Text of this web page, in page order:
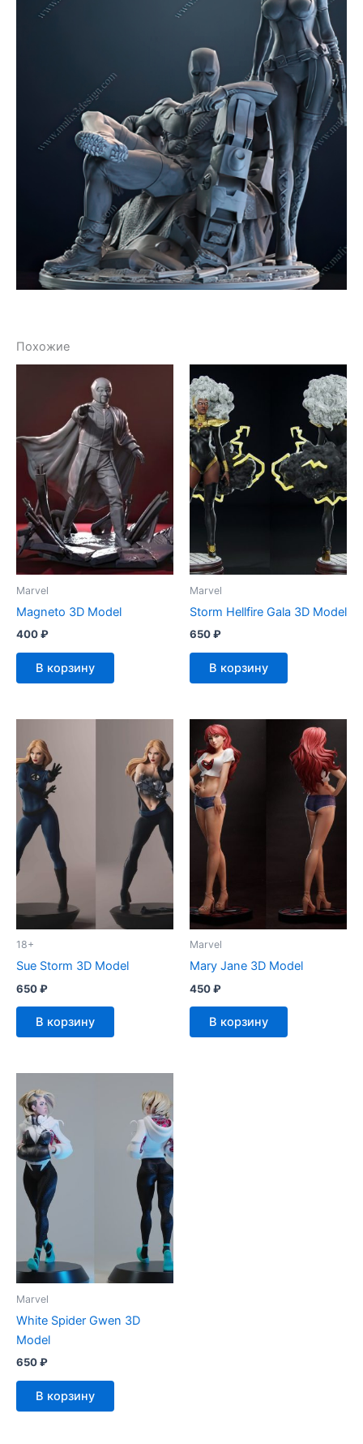
Похожие
Marvel
Magneto 3D Model
400₽
В корзину
Marvel
Storm Hellfire Gala 3D Model
650₽
В корзину
18+
Sue Storm 3D Model
650₽
В корзину
Marvel
Mary Jane 3D Model
450₽
В корзину
Marvel
White Spider Gwen 3D
Model
650₽
В корзину